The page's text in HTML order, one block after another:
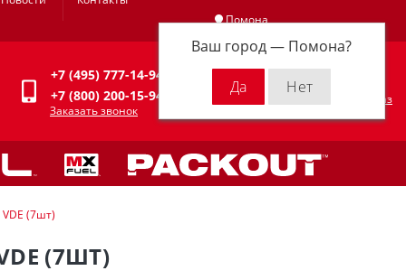
Помона
Ваш город — Помона?
Личный кабинет
+7 (495) 777-14-94
+7 (800) 200-15-94
Заказать звонок
0 р.
Оформить заказ
(7шт)
(7ШТ)